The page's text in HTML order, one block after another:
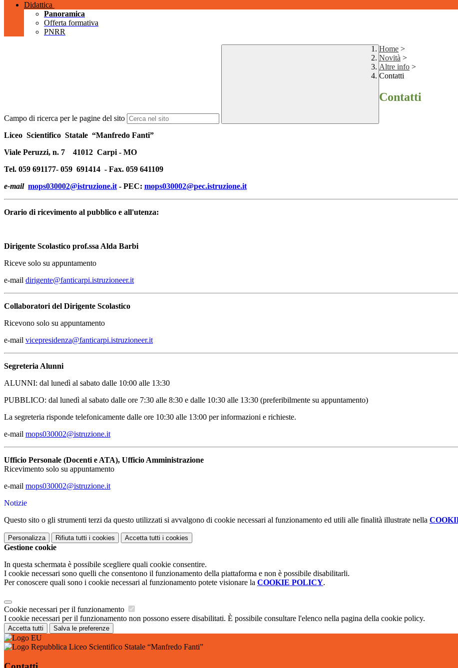
Didattica
Panoramica
Offerta formativa
PNRR
Campo di ricerca per le pagine del sito
Home >
Novità >
Altre info >
Contatti
Contatti
Liceo Scientifico Statale “Manfredo Fanti”
Viale Peruzzi, n. 7 41012 Carpi - MO
Tel. 059 691177- 059 691414 - Fax. 059 641109
e-mail mops030002@istruzione.it - PEC: mops030002@pec.istruzione.it
Orario di ricevimento al pubblico e all'utenza:
Dirigente Scolastico prof.ssa Alda Barbi
Riceve solo su appuntamento
e-mail dirigente@fanticarpi.istruzioneer.it
Collaboratori del Dirigente Scolastico
Ricevono solo su appuntamento
e-mail vicepresidenza@fanticarpi.istruzioneer.it
Segreteria Alunni
ALUNNI: dal lunedì al sabato dalle 10:00 alle 13:30
PUBBLICO: dal lunedì al sabato dalle ore 7:30 alle 8:30 e dalle 10:30 alle 13:30 (preferibilmente su appuntamento)
La segreteria risponde telefonicamente dalle ore 10:30 alle 13:00 per informazioni e richieste.
e-mail mops030002@istruzione.it
Ufficio Personale (Docenti e ATA), Ufficio Amministrazione
Ricevimento solo su appuntamento
e-mail mops030002@istruzione.it
Notizie
Questo sito o gli strumenti terzi da questo utilizzati si avvalgono di cookie necessari al funzionamento ed utili alle finalità illustrate nella
Personalizza Rifiuta tutti i cookies Accetta tutti i cookies
Gestione cookie
In questa schermata è possibile scegliere quali cookie consentire.
I cookie necessari sono quelli che consentono il funzionamento della piattaforma e non è possibile disabilitarli.
Per conoscere quali sono i cookie necessari al funzionamento potete visionare la COOKIE POLICY.
Cookie necessari per il funzionamento
I cookie necessari per il funzionamento non possono essere disabilitati. È possibile consultare l'elenco nella pagina della cookie policy.
Accetta tutti Salva le preferenze
Liceo Scientifico Statale “Manfredo Fanti”